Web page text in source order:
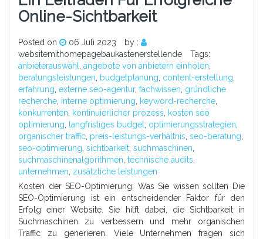
Online-Sichtbarkeit
Posted on 06 Juli 2023
by :
websitemithomepagebaukastenerstellende
Tags:
anbieterauswahl
angebote von anbietern einholen
beratungsleistungen
budgetplanung content-erstellung
erfahrung externe seo-agentur, fachwissen gründliche
recherche interne optimierung keyword-recherche
konkurrenten
kontinuierlicher prozess
kosten seo
optimierung
langfristiges budget optimierungsstrategien
organischer traffic preis-leistungs-verhältnis seo-beratung
seo-optimierung sichtbarkeit suchmaschinen
suchmaschinenalgorithmen technische audits
unternehmen zusätzliche leistungen
Kosten der SEO-Optimierung: Was Sie wissen sollten Die
SEO-Optimierung ist ein entscheidender Faktor für den
Erfolg einer Website. Sie hilft dabei, die Sichtbarkeit in
Suchmaschinen zu verbessern und mehr organischen
Traffic zu generieren. Viele Unternehmen fragen sich